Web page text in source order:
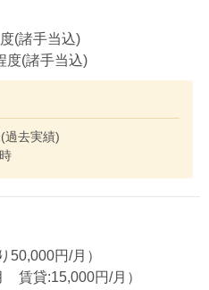
(諸手当込)
度(諸手当込)
過去実績)
50,000円/月）
賃貸:15,000円/月）